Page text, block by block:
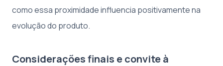
como essa proximidade influencia positivamente na
evolução do produto.
Considerações finais e convite à